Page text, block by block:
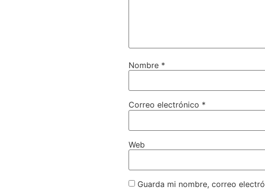
Nombre *
Correo electrónico *
Web
Guarda mi nombre, correo